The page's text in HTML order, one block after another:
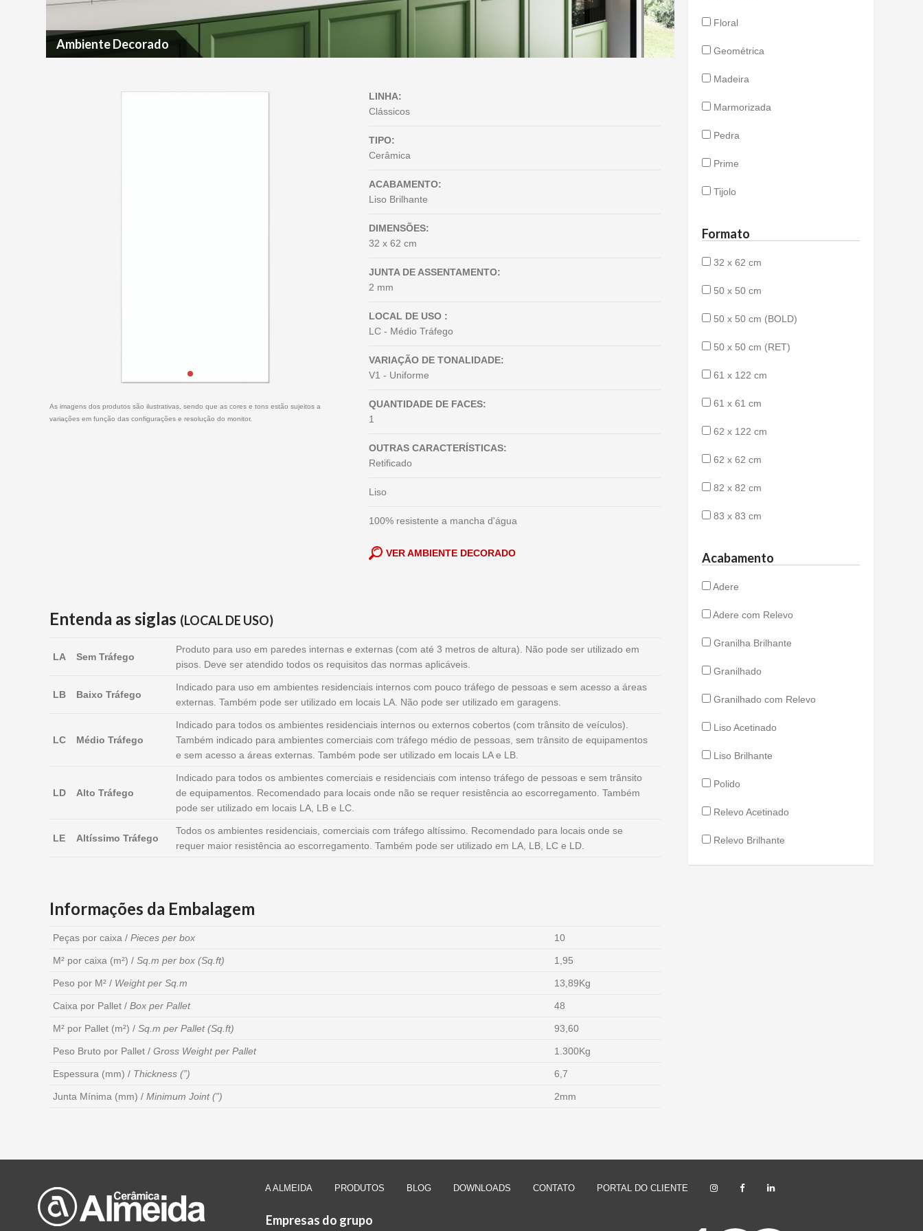
Ambiente Decorado
As imagens dos produtos são ilustrativas, sendo que as cores e tons estão sujeitos a
variações em função das configurações e resolução do monitor.
LINHA:
Clássicos
TIPO:
Cerâmica
ACABAMENTO:
Liso Brilhante
DIMENSÕES:
32 x 62 cm
JUNTA DE ASSENTAMENTO:
2 mm
LOCAL DE USO :
LC - Médio Tráfego
VARIAÇÃO DE TONALIDADE:
V1 - Uniforme
QUANTIDADE DE FACES:
1
OUTRAS CARACTERÍSTICAS:
Retificado
Liso
100% resistente a mancha d'água
VER AMBIENTE DECORADO
Entenda as siglas (LOCAL DE USO)
LA Sem Tráfego
Produto para uso em paredes internas e externas (com até 3 metros de altura). Não pode ser utilizado em
pisos. Deve ser atendido todos os requisitos das normas aplicáveis.
LB Baixo Tráfego
Indicado para uso em ambientes residenciais internos com pouco tráfego de pessoas e sem acesso a áreas
externas. Também pode ser utilizado em locais LA. Não pode ser utilizado em garagens.
LC Médio Tráfego
Indicado para todos os ambientes residenciais internos ou externos cobertos (com trânsito de veículos).
Também indicado para ambientes comerciais com tráfego médio de pessoas, sem trânsito de equipamentos
e sem acesso a áreas externas. Também pode ser utilizado em locais LA e LB.
LD Alto Tráfego
Indicado para todos os ambientes comerciais e residenciais com intenso tráfego de pessoas e sem trânsito
de equipamentos. Recomendado para locais onde não se requer resistência ao escorregamento. Também
pode ser utilizado em locais LA, LB e LC.
LE Altíssimo Tráfego
Todos os ambientes residenciais, comerciais com tráfego altíssimo. Recomendado para locais onde se
requer maior resistência ao escorregamento. Também pode ser utilizado em LA, LB, LC e LD.
Informações da Embalagem
Peças por caixa / Pieces per box 10
M² por caixa (m²) / Sq.m per box (Sq.ft) 1,95
Peso por M² / Weight per Sq.m 13,89Kg
Caixa por Pallet / Box per Pallet 48
M² por Pallet (m²) / Sq.m per Pallet (Sq.ft) 93,60
Peso Bruto por Pallet / Gross Weight per Pallet 1.300Kg
Espessura (mm) / Thickness (”) 6,7
Junta Mínima (mm) / Minimum Joint (”) 2mm
Floral
Geométrica
Madeira
Marmorizada
Pedra
Prime
Tijolo
Formato
32 x 62 cm
50 x 50 cm
50 x 50 cm (BOLD)
50 x 50 cm (RET)
61 x 122 cm
61 x 61 cm
62 x 122 cm
62 x 62 cm
82 x 82 cm
83 x 83 cm
Acabamento
Adere
Adere com Relevo
Granilha Brilhante
Granilhado
Granilhado com Relevo
Liso Acetinado
Liso Brilhante
Polido
Relevo Acetinado
Relevo Brilhante
A ALMEIDA PRODUTOS BLOG DOWNLOADS CONTATO PORTAL DO CLIENTE
Empresas do grupo